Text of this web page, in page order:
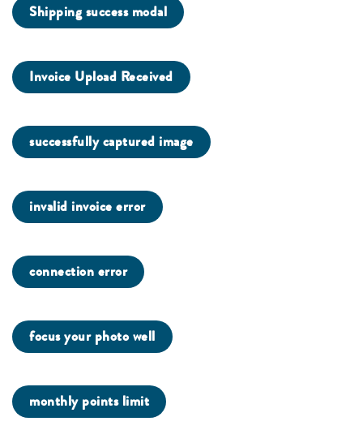
Shipping success modal
Invoice Upload Received
successfully captured image
invalid invoice error
connection error
focus your photo well
monthly points limit